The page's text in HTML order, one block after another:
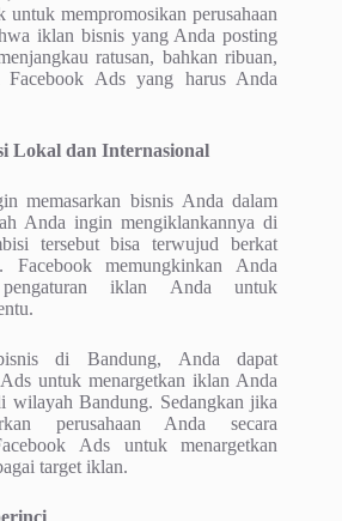
mempromosikan perusahaan
iklan bisnis yang Anda posting
ratusan, bahkan ribuan,
Ads yang harus Anda
Lokal dan Internasional
memasarkan bisnis Anda dalam
Anda ingin mengiklankannya di
tersebut bisa terwujud berkat
Facebook memungkinkan Anda
iklan Anda untuk
di Bandung, Anda dapat
untuk menargetkan iklan Anda
wilayah Bandung. Sedangkan jika
perusahaan Anda secara
Ads untuk menargetkan
target iklan.